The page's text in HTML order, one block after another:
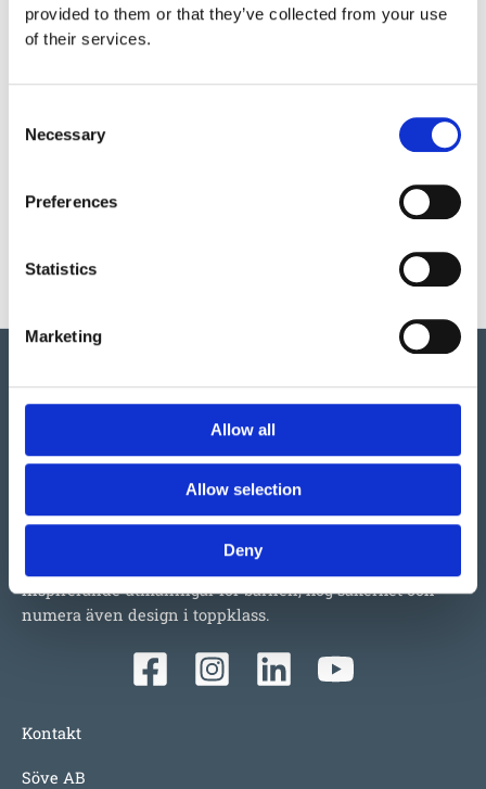
provided to them or that they’ve collected from your use
of their services.
Selection
Necessary
Preferences
Statistics
Marketing
Allow all
Allow selection
Deny
Garantivillkor
Produktens utseende kan avvika mot de bilder som visas
på hemsidan.
Vi har så mycket vi skulle vilja berätta om detta både
stora och lilla företag i Ulefoss, Norge. Ett familjeföretag
som i snart 50 år tillverkat och sålt lekplatsutrustning,
parkmöbler m.m. i Norden. Tillväxten beror faktiskt mest
på produkterna i sig; underhållsfritt, lång garanti,
inspirerande utmaningar för barnen, hög säkerhet och
numera även design i toppklass.
Kontakt
Söve AB